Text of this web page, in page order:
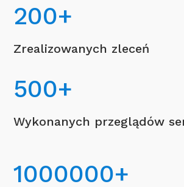
200+
Zrealizowanych zleceń
500+
Wykonanych przeglądów
1000000+